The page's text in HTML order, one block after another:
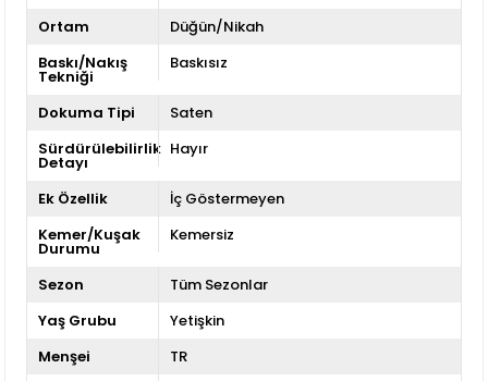
Ortam
Düğün/Nikah
Baskı/Nakış
Tekniği
Baskısız
Dokuma Tipi
Saten
Sürdürülebilirlik
Detayı
Hayır
Ek Özellik
İç Göstermeyen
Kemer/Kuşak
Durumu
Kemersiz
Sezon
Tüm Sezonlar
Yaş Grubu
Yetişkin
Menşei
TR